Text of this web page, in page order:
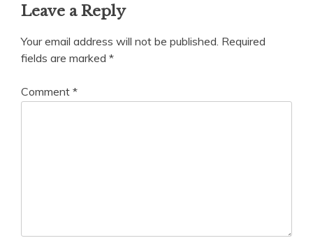
Leave a Reply
Your email address will not be published. Required
fields are marked *
Comment *